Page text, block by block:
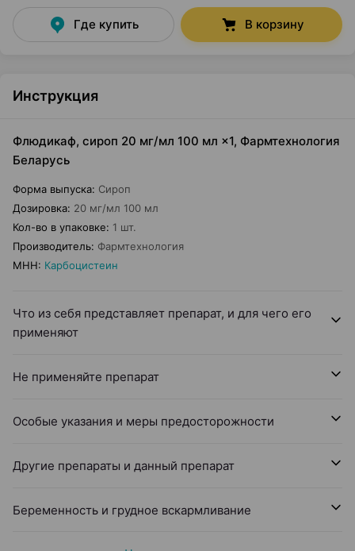
Где купить В корзину
Инструкция
Флюдикаф, сироп 20 мг/мл 100 мл ×1, Фармтехнология
Беларусь
Форма выпуска: Сироп
Дозировка: 20 мг/мл 100 мл
Кол-во в упаковке: 1 шт.
Производитель: Фармтехнология
МНН: Карбоцистеин
Что из себя представляет препарат, и для чего его
применяют
Не применяйте препарат
Особые указания и меры предосторожности
Другие препараты и данный препарат
Беременность и грудное вскармливание